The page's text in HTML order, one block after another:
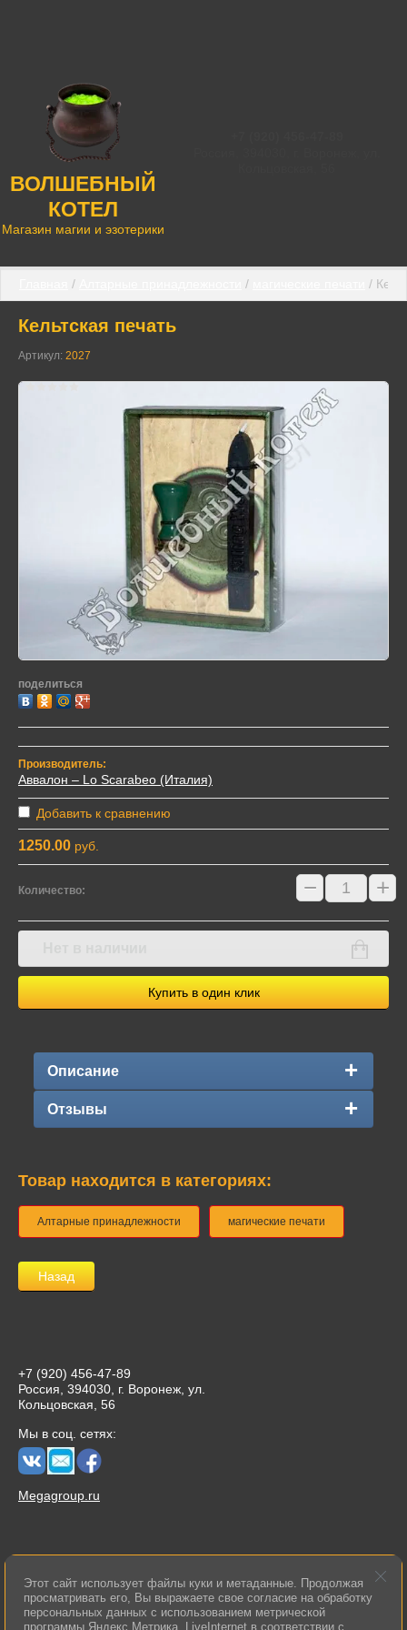
ВОЛШЕБНЫЙ
КОТЕЛ
Магазин магии и эзотерики
/ / /
Кельтская печать
Артикул: 2027
поделиться
Производитель:
Аввалон – Lo Scarabeo (Италия)
Добавить к сравнению
1250.00 руб.
Количество: − +
Купить в один клик
Описание
Отзывы
Товар находится в категориях:
Алтарные принадлежности магические печати
Назад
+7 (920) 456-47-89
Россия, 394030, г. Воронеж, ул.
Кольцовская, 56
Мы в соц. сетях:
Megagroup.ru
© 2015 Волшебный котел
Политика конфиденциальности
Этот сайт использует файлы куки и метаданные. Продолжая
просматривать его, Вы выражаете свое согласие на обработку
персональных данных с использованием метрической
программы Яндекс.Метрика, LiveInternet в соответствии с